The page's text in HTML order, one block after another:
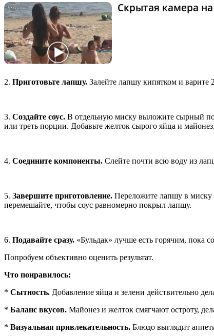
Скрытая камера
2. Приготовьте лапшу. Залейте лапшу кипятком и варите
3. Создайте соус. В отдельную миску выложите сырный
или треть порции. Добавьте желток сырого яйца и
4. Соедините компоненты. Слейте почти всю воду из
5. Завершите приготовление. Переложите лапшу в миску
перемешайте, чтобы соус равномерно покрыл лапшу.
6. Подавайте сразу. «Бульдак» лучше есть горячим, пока
Попробуем объективно оценить результат.
Что понравилось:
* Сытность. Добавление яйца и зелени действительно
* Баланс вкусов. Майонез и желток смягчают остроту,
* Визуальная привлекательность. Блюдо выглядит